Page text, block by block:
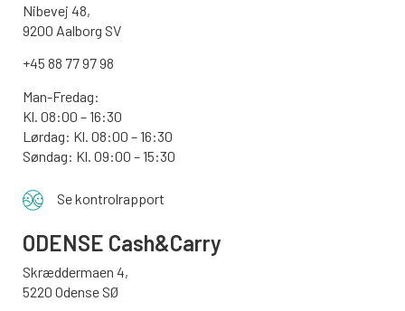
Nibevej 48,
9200 Aalborg SV
+45 88 77 97 98
Man-Fredag:
Kl. 08:00 – 16:30
Lørdag: Kl. 08:00 – 16:30
Søndag: Kl. 09:00 – 15:30
Se kontrolrapport
ODENSE Cash&Carry
Skræddermaen 4,
5220 Odense SØ